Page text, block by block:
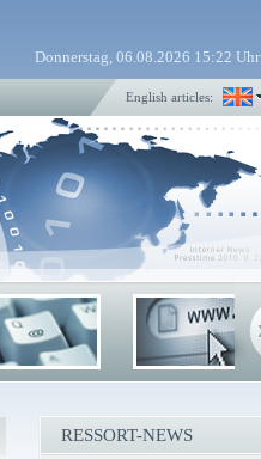
Donnerstag, 06.08.2026 15:22 Uhr
English articles:
RESSORT-NEWS